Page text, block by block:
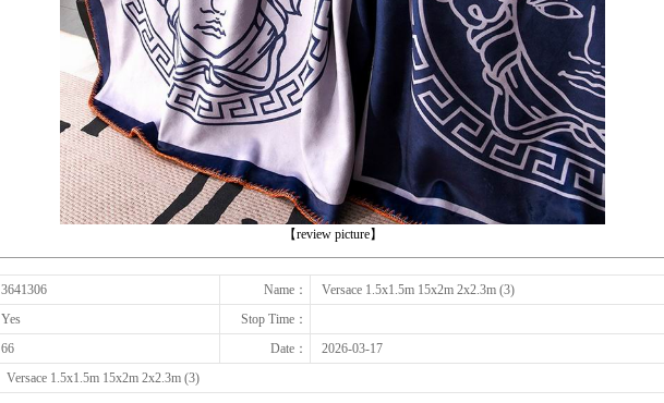
【review picture】
下一张
3641306 Name：
Versace 1.5x1.5m 15x2m 2x2.3m (3)
Yes
Stop Time：
66 Date：
2026-03-17
Versace 1.5x1.5m 15x2m 2x2.3m (3)